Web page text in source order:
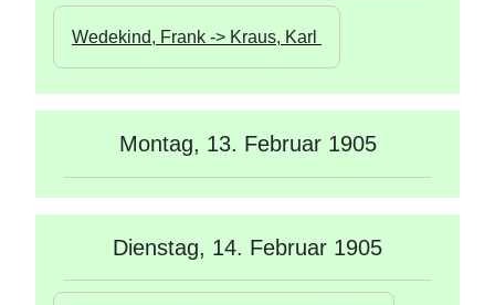
Wedekind, Frank -> Kraus, Karl
Montag, 13. Februar 1905
Dienstag, 14. Februar 1905